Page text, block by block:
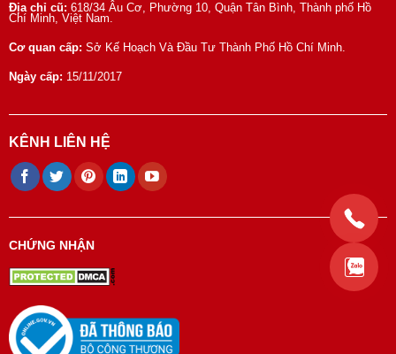
Địa chỉ cũ: 618/34 Âu Cơ, Phường 10, Quận Tân Bình, Thành phố Hồ
Chí Minh, Việt Nam.
Cơ quan cấp: Sở Kế Hoạch Và Đầu Tư Thành Phố Hồ Chí Minh.
Ngày cấp: 15/11/2017
KÊNH LIÊN HỆ
CHỨNG NHẬN